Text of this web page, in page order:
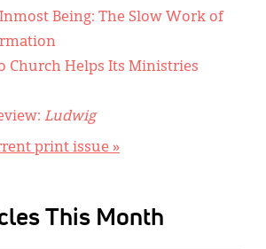
Being: The Slow Work of
Church Helps Its Ministries
Ludwig
print issue »
This Month